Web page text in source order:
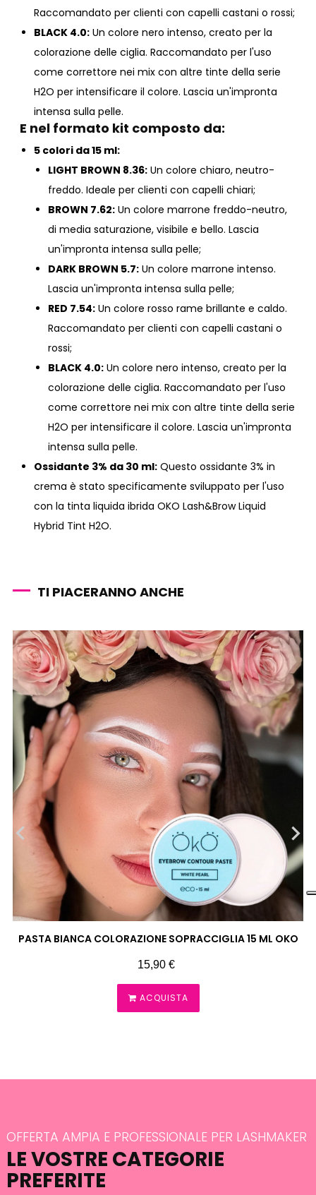
Raccomandato per clienti con capelli castani o rossi;
BLACK 4.0: Un colore nero intenso, creato per la
colorazione delle ciglia. Raccomandato per l'uso
come correttore nei mix con altre tinte della serie
H2O per intensificare il colore. Lascia un'impronta
intensa sulla pelle.
E nel formato kit composto da:
5 colori da 15 ml:
LIGHT BROWN 8.36: Un colore chiaro, neutro-
freddo. Ideale per clienti con capelli chiari;
BROWN 7.62: Un colore marrone freddo-neutro,
di media saturazione, visibile e bello. Lascia
un'impronta intensa sulla pelle;
DARK BROWN 5.7: Un colore marrone intenso.
Lascia un'impronta intensa sulla pelle;
RED 7.54: Un colore rosso rame brillante e caldo.
Raccomandato per clienti con capelli castani o
rossi;
BLACK 4.0: Un colore nero intenso, creato per la
colorazione delle ciglia. Raccomandato per l'uso
come correttore nei mix con altre tinte della serie
H2O per intensificare il colore. Lascia un'impronta
intensa sulla pelle.
Ossidante 3% da 30 ml: Questo ossidante 3% in
crema è stato specificamente sviluppato per l'uso
con la tinta liquida ibrida OKO Lash&Brow Liquid
Hybrid Tint H2O.
TI PIACERANNO ANCHE
PASTA BIANCA COLORAZIONE SOPRACCIGLIA 15 ML OKO
Prezzo
15,90 €
ACQUISTA
›
OFFERTA AMPIA E PROFESSIONALE PER LASHMAKER
LE VOSTRE CATEGORIE
PREFERITE